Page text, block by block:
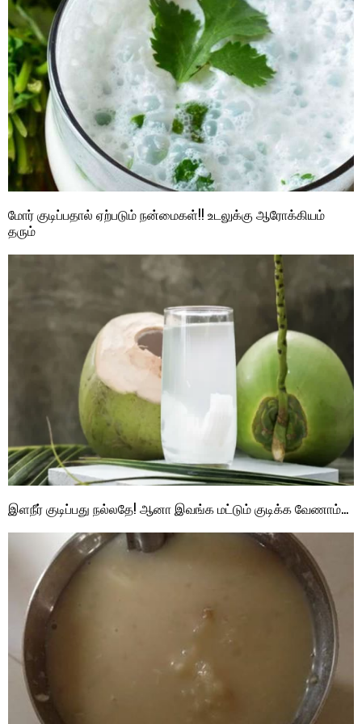
மோர் குடிப்பதால் ஏற்படும் நன்மைகள்!! உடலுக்கு ஆரோக்கியம்
தரும்
இளநீர் குடிப்பது நல்லதே! ஆனா இவங்க மட்டும் குடிக்க வேணாம்…